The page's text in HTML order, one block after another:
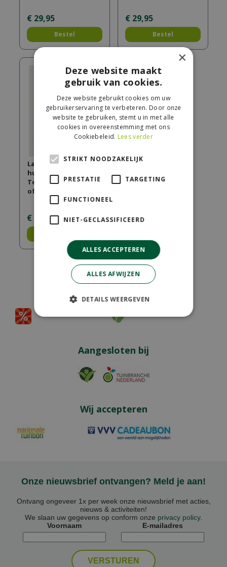
€ 29,95
Bestel
€ 29,95
Bestel
Lampe Berger
huisparfum 500ml
Terre d'Epices / Land
of Spic…
€ 95
Aangesloten bij
Wij accepteren
Onze nieuwsbrief ontvangen? Meld je aan!
Ontvang ongeveer 1x per week onze nieuwsbrief met acties,
nieuws & activiteiten!
We slaan uw gegevens op conform onze privacy policy.
Voornaam
E-mailadres
×
Deze website maakt
gebruik van cookies.
Deze website gebruikt cookies om uw
gebruikerservaring te verbeteren. Door onze
website te gebruiken, stemt u in met alle
cookies in overeenstemming met ons
Cookiebeleid. Lees verder
STRIKT NOODZAKELIJK
PRESTATIE TARGETING
FUNCTIONEEL
NIET-GECLASSIFICEERD
ALLES ACCEPTEREN
ALLES AFWIJZEN
DETAILS WEERGEVEN